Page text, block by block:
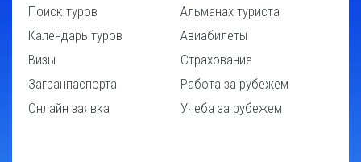
Поиск туров
Календарь туров
Визы
Загранпаспорта
Онлайн заявка
Альманах туриста
Авиабилеты
Страхование
Работа за рубежем
Учеба за рубежем